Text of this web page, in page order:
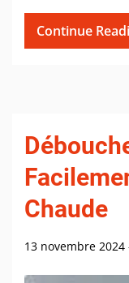
Continue
Chaude
13 novembre 2024